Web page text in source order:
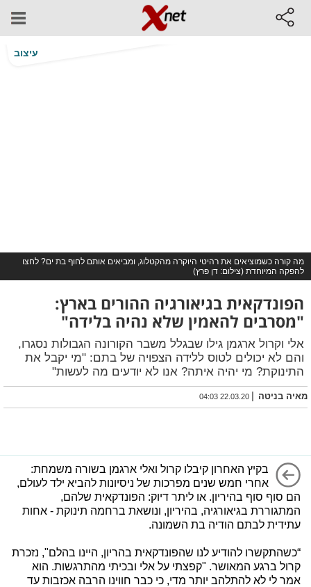
עיצוב
מה קורה כשמוציאים את רהיטי היוקרה מהקטלוג, ומביאים אותם לחוף בת ים? לחצו
להפקה המיוחדת (צילום: דן פרץ)
הפונדקאית בגיאורגיה ההורים בארץ:
"מסרבים להאמין שלא נהיה בלידה"
אלי וקרול ארגמן גילו שבגלל משבר הקורונה הגבולות נסגרו,
והם לא יכולים לטוס ללידה הצפויה של בתם: "מי יקבל את
התינוקת? מי יהיה איתה? אנו לא יודעים מה לעשות"
מאיה בניטה |
22.03.20 04:03
בקיץ האחרון קיבלו קרול ואלי ארגמן בשורה משמחת:
אחרי חמש שנים מפרכות של ניסיונות להביא ילד לעולם,
הם סוף סוף בהיריון. או ליתר דיוק: הפונדקאית שלהם,
המתגוררת בגיאורגיה, בהיריון, ונושאת ברחמה תינוקת - אחות
עתידית לבתם הודיה בת השמונה.
“כשהתקשרו להודיע לנו שהפונדקאית בהריון, היינו בהלם", נזכרת
קרול ברגע המאושר. "קפצתי על אלי ובכיתי מהתרגשות. הוא
אמר לי לא להתלהב יותר מדי, כי כבר חווינו הרבה אכזבות עד